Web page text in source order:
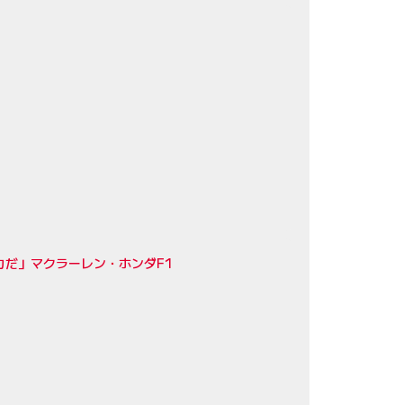
」マクラーレン・ホンダF1